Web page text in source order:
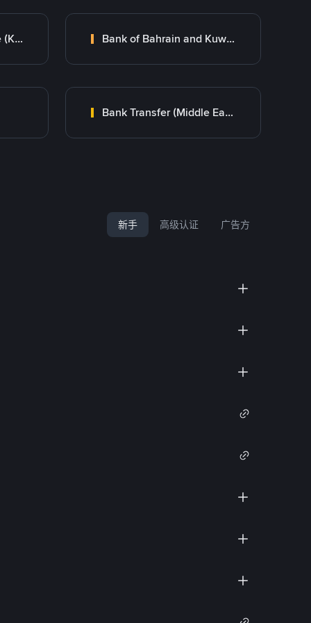
Kuwait Finance House (KFH) Bank of Bahrain and Kuwait B.S.C.
Bank Transfer (Middle East)
新手 高级认证 广告方